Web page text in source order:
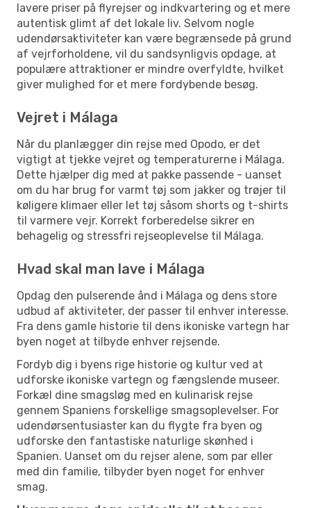
lavere priser på flyrejser og indkvartering og et mere
autentisk glimt af det lokale liv. Selvom nogle
udendørsaktiviteter kan være begrænsede på grund
af vejrforholdene, vil du sandsynligvis opdage, at
populære attraktioner er mindre overfyldte, hvilket
giver mulighed for et mere fordybende besøg.
Vejret i Málaga
Når du planlægger din rejse med Opodo, er det
vigtigt at tjekke vejret og temperaturerne i Málaga.
Dette hjælper dig med at pakke passende - uanset
om du har brug for varmt tøj som jakker og trøjer til
køligere klimaer eller let tøj såsom shorts og t-shirts
til varmere vejr. Korrekt forberedelse sikrer en
behagelig og stressfri rejseoplevelse til Málaga.
Hvad skal man lave i Málaga
Opdag den pulserende ånd i Málaga og dens store
udbud af aktiviteter, der passer til enhver interesse.
Fra dens gamle historie til dens ikoniske vartegn har
byen noget at tilbyde enhver rejsende.
Fordyb dig i byens rige historie og kultur ved at
udforske ikoniske vartegn og fængslende museer.
Forkæl dine smagsløg med en kulinarisk rejse
gennem Spaniens forskellige smagsoplevelser. For
udendørsentusiaster kan du flygte fra byen og
udforske den fantastiske naturlige skønhed i
Spanien. Uanset om du rejser alene, som par eller
med din familie, tilbyder byen noget for enhver
smag.